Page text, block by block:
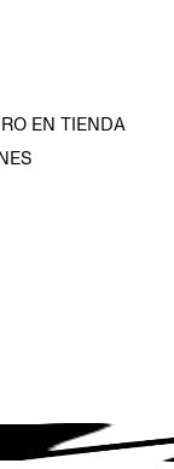
EN TIENDA